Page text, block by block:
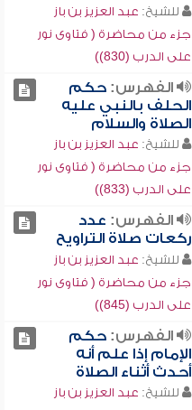
للشيخ: عبد العزيز بن باز
جزء من محاضرة ( فتاوى نور
على الدرب (830))
الفهرس:حكم
الحلف بالنبي عليه
الصلاة والسلام
للشيخ: عبد العزيز بن باز
جزء من محاضرة ( فتاوى نور
على الدرب (833))
الفهرس: عدد
ركعات صلاة التراويح
للشيخ: عبد العزيز بن باز
جزء من محاضرة ( فتاوى نور
على الدرب (845))
الفهرس:حكم
الإمام إذا علم أنه
أحدث أثناء الصلاة
للشيخ: عبد العزيز بن باز